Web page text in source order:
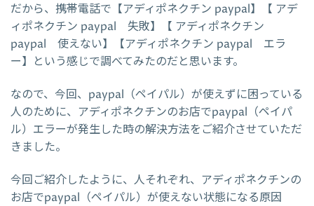
だから、携帯電話で【アディポネクチン paypal】【 アデ
ィポネクチン paypal 失敗】【 アディポネクチン
paypal 使えない】【アディポネクチン paypal エラ
ー】という感じで調べてみたのだと思います。
なので、今回、paypal（ペイパル）が使えずに困っている
人のために、アディポネクチンのお店でpaypal（ペイパ
ル）エラーが発生した時の解決方法をご紹介させていただ
きました。
今回ご紹介したように、人それぞれ、アディポネクチンの
お店でpaypal（ペイパル）が使えない状態になる原因